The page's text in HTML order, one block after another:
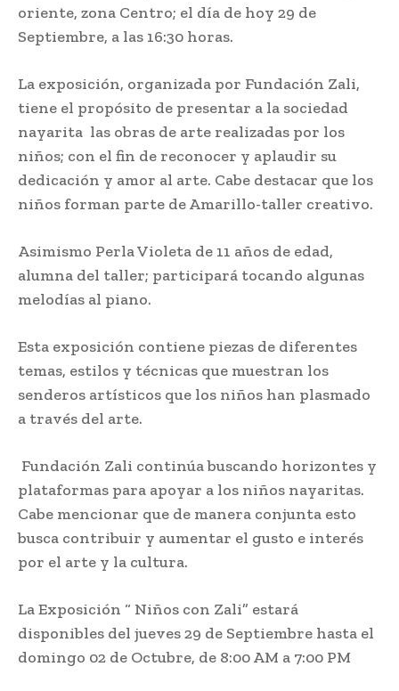
oriente, zona Centro; el día de hoy 29 de
Septiembre, a las 16:30 horas.
La exposición, organizada por Fundación Zali,
tiene el propósito de presentar a la sociedad
nayarita las obras de arte realizadas por los
niños; con el fin de reconocer y aplaudir su
dedicación y amor al arte. Cabe destacar que los
niños forman parte de Amarillo-taller creativo.
Asimismo Perla Violeta de 11 años de edad,
alumna del taller; participará tocando algunas
melodías al piano.
Esta exposición contiene piezas de diferentes
temas, estilos y técnicas que muestran los
senderos artísticos que los niños han plasmado
a través del arte.
Fundación Zali continúa buscando horizontes y
plataformas para apoyar a los niños nayaritas.
Cabe mencionar que de manera conjunta esto
busca contribuir y aumentar el gusto e interés
por el arte y la cultura.
La Exposición “ Niños con Zali” estará
disponibles del jueves 29 de Septiembre hasta el
domingo 02 de Octubre, de 8:00 AM a 7:00 PM